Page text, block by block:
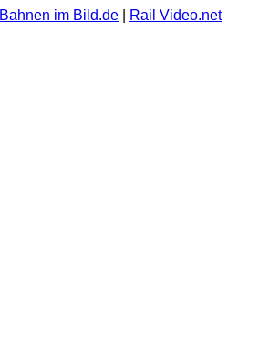
Bahnen im Bild.de Rail Video.net